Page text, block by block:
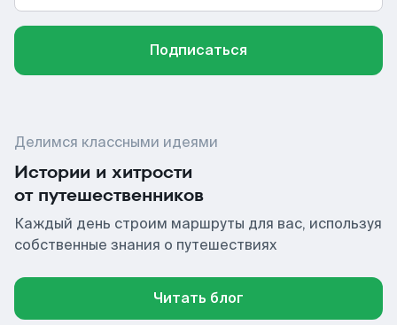
Подписаться
Делимся классными идеями
Истории и хитрости
от путешественников
Каждый день строим маршруты для вас, используя
собственные знания о путешествиях
Читать блог